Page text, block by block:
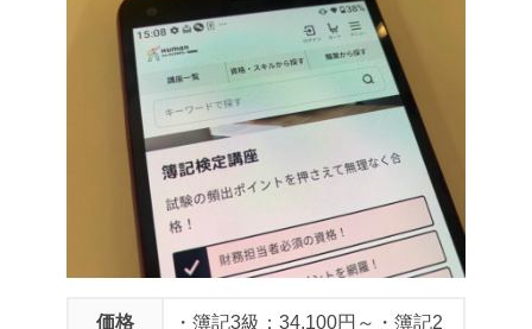
価格 ・簿記3級：34,100円～ ・簿記2